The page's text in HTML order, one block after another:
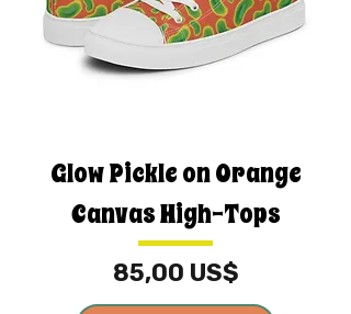
Glow Pickle on Orange
Canvas High-Tops
Cena
85,00 US$